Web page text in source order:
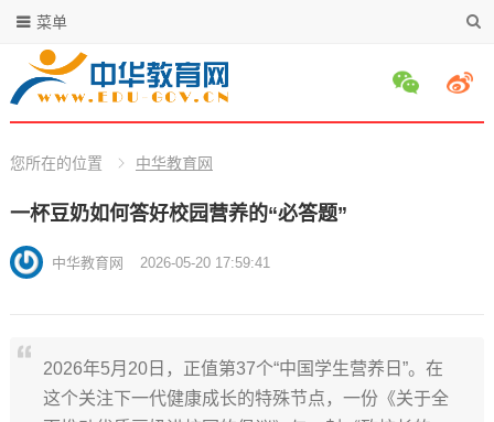
菜单
您所在的位置 中华教育网
一杯豆奶如何答好校园营养的“必答题”
中华教育网 2026-05-20 17:59:41
2026年5月20日，正值第37个“中国学生营养日”。在
这个关注下一代健康成长的特殊节点，一份《关于全